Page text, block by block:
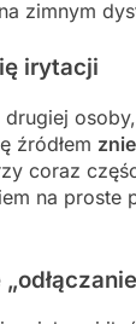
zimnym
irytacji
źródłem
coraz
na proste